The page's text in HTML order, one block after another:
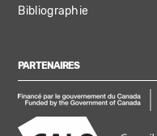
Bibliographie
PARTENAIRES